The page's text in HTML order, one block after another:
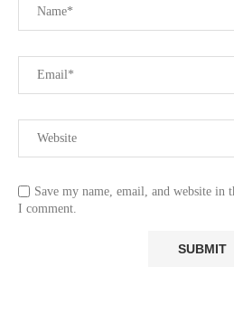
Save my name, email, and website in
I comment.